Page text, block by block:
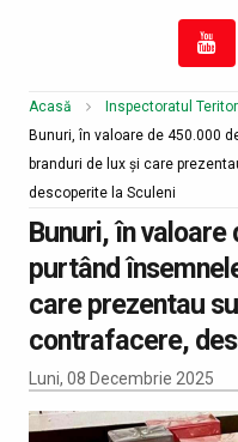
Acasă
Inspectoratul
Bunuri, în valoare de 450.000
branduri de lux şi care
descoperite la Sculeni
Bunuri, în
purtând
care prezentau
contrafacere,
Luni, 08 Decembrie 2025